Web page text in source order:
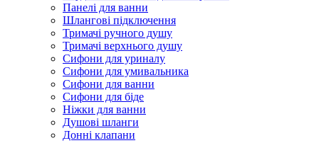
Панелі для ванни
Шлангові підключення
Тримачі ручного душу
Тримачі верхнього душу
Сифони для уриналу
Сифони для умивальника
Сифони для ванни
Сифони для біде
Ніжки для ванни
Душові шланги
Донні клапани